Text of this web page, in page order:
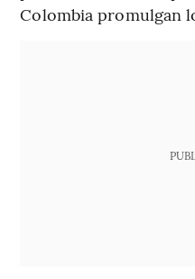
Colombia promulgan